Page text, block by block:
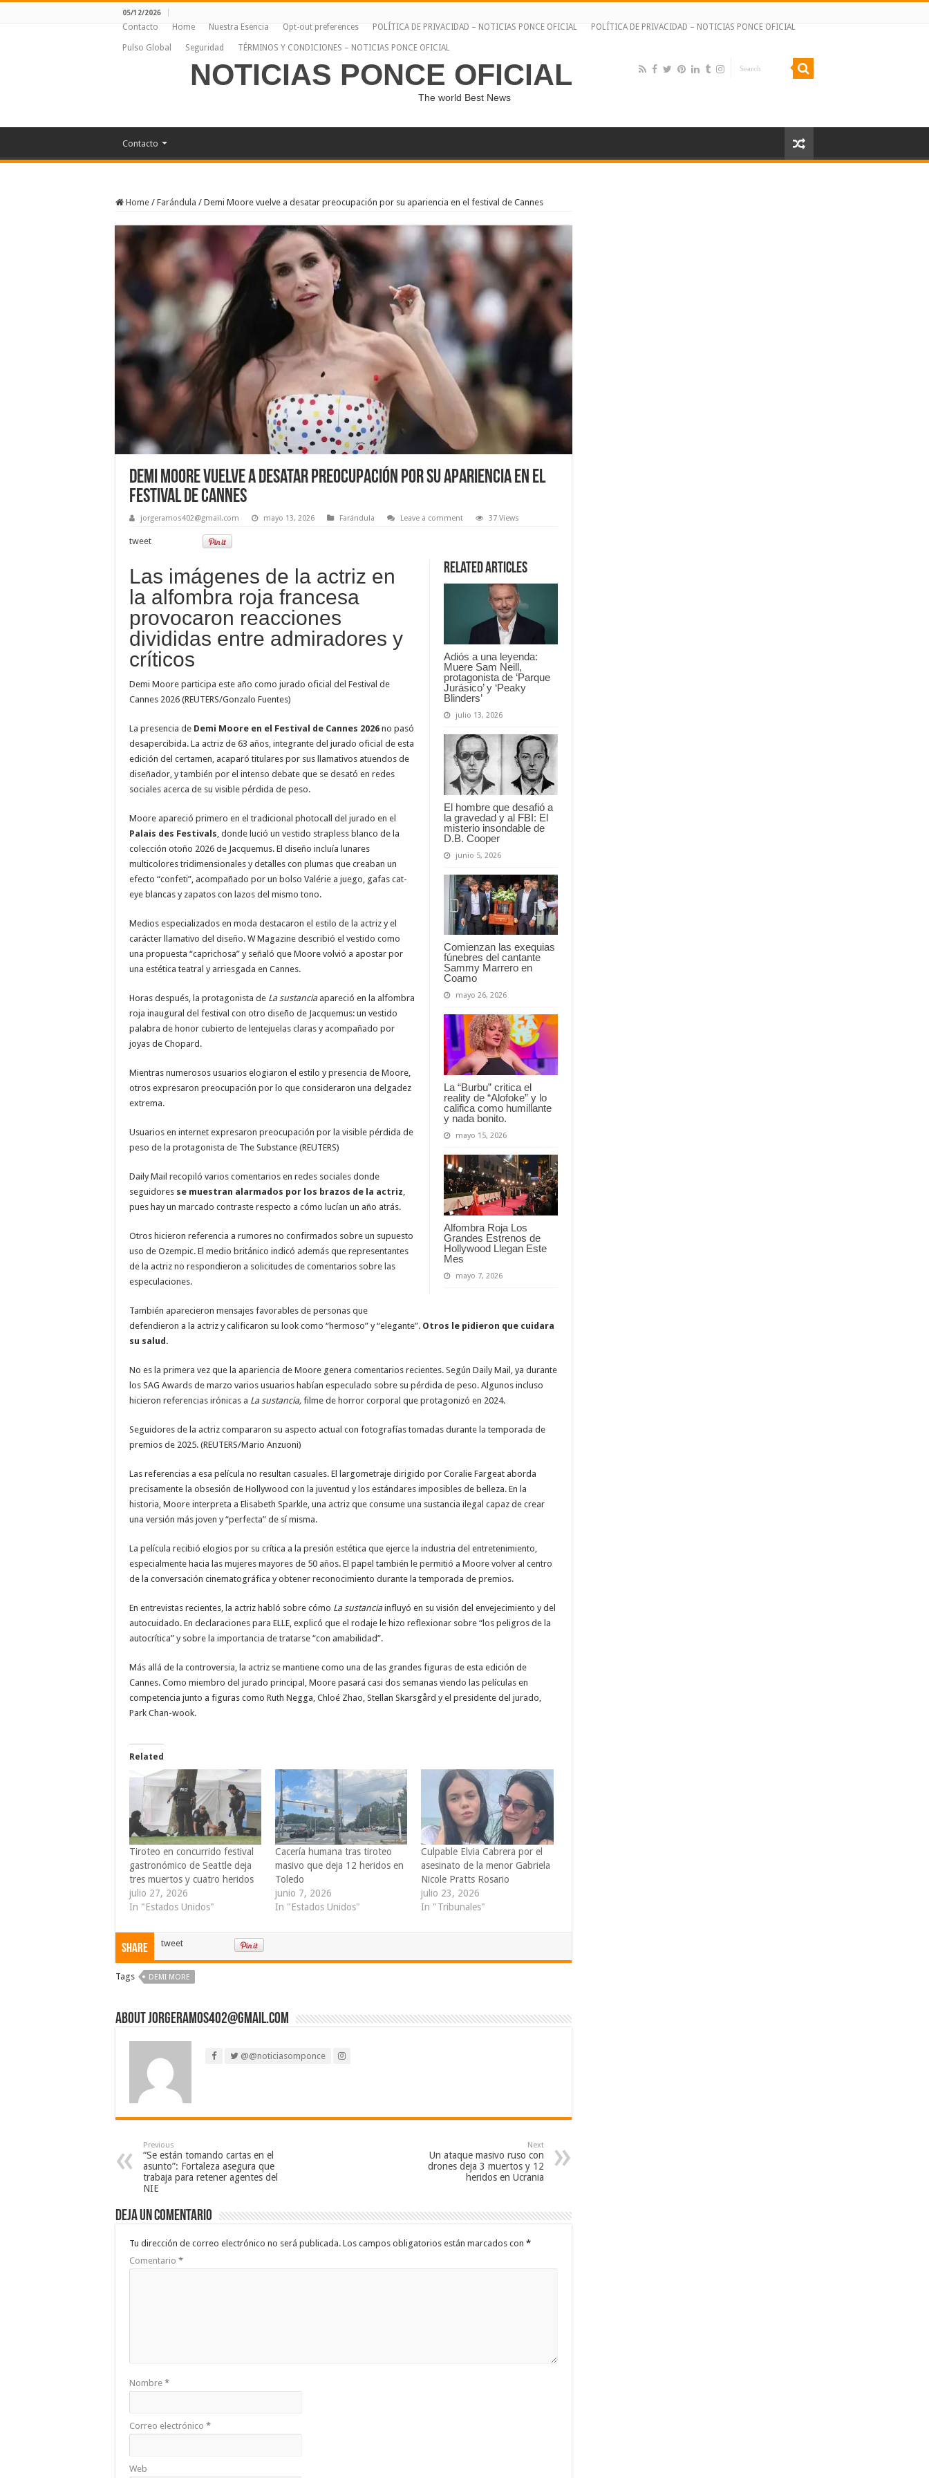
05/12/2026
Contacto Home Nuestra Esencia Opt-out preferences POLÍTICA DE PRIVACIDAD – NOTICIAS PONCE OFICIAL POLÍTICA DE PRIVACIDAD – NOTICIAS PONCE OFICIAL
Pulso Global Seguridad TÉRMINOS Y CONDICIONES – NOTICIAS PONCE OFICIAL
NOTICIAS PONCE OFICIAL
The world Best News
Contacto
Home / Farándula / Demi Moore vuelve a desatar preocupación por su apariencia en el festival de Cannes
Demi Moore vuelve a desatar preocupación por su apariencia en el
festival de Cannes
jorgeramos402@gmail.com mayo 13, 2026 Farándula Leave a comment 37 Views
tweet
Related Articles
Adiós a una leyenda:
Muere Sam Neill,
protagonista de ‘Parque
Jurásico’ y ‘Peaky
Blinders’
julio 13, 2026
El hombre que desafió a
la gravedad y al FBI: El
misterio insondable de
D.B. Cooper
junio 5, 2026
Comienzan las exequias
fúnebres del cantante
Sammy Marrero en
Coamo
mayo 26, 2026
La “Burbu” critica el
reality de “Alofoke” y lo
califica como humillante
y nada bonito.
mayo 15, 2026
Alfombra Roja Los
Grandes Estrenos de
Hollywood Llegan Este
Mes
mayo 7, 2026
Las imágenes de la actriz en
la alfombra roja francesa
provocaron reacciones
divididas entre admiradores y
críticos
Demi Moore participa este año como jurado oficial del Festival de
Cannes 2026 (REUTERS/Gonzalo Fuentes)
La presencia de Demi Moore en el Festival de Cannes 2026 no pasó
desapercibida. La actriz de 63 años, integrante del jurado oficial de esta
edición del certamen, acaparó titulares por sus llamativos atuendos de
diseñador, y también por el intenso debate que se desató en redes
sociales acerca de su visible pérdida de peso.
Moore apareció primero en el tradicional photocall del jurado en el
Palais des Festivals, donde lució un vestido strapless blanco de la
colección otoño 2026 de Jacquemus. El diseño incluía lunares
multicolores tridimensionales y detalles con plumas que creaban un
efecto “confeti”, acompañado por un bolso Valérie a juego, gafas cat-
eye blancas y zapatos con lazos del mismo tono.
Medios especializados en moda destacaron el estilo de la actriz y el
carácter llamativo del diseño. W Magazine describió el vestido como
una propuesta “caprichosa” y señaló que Moore volvió a apostar por
una estética teatral y arriesgada en Cannes.
Horas después, la protagonista de La sustanciaapareció en la alfombra
roja inaugural del festival con otro diseño de Jacquemus: un vestido
palabra de honor cubierto de lentejuelas claras y acompañado por
joyas de Chopard.
Mientras numerosos usuarios elogiaron el estilo y presencia de Moore,
otros expresaron preocupación por lo que consideraron una delgadez
extrema.
Usuarios en internet expresaron preocupación por la visible pérdida de
peso de la protagonista de The Substance (REUTERS)
Daily Mail recopiló varios comentarios en redes sociales donde
seguidores se muestran alarmados por los brazos de la actriz,
pues hay un marcado contraste respecto a cómo lucían un año atrás.
Otros hicieron referencia a rumores no confirmados sobre un supuesto
uso de Ozempic. El medio británico indicó además que representantes
de la actriz no respondieron a solicitudes de comentarios sobre las
especulaciones.
También aparecieron mensajes favorables de personas que
defendieron a la actriz y calificaron su look como “hermoso” y “elegante”. Otros le pidieron que cuidara
su salud.
No es la primera vez que la apariencia de Moore genera comentarios recientes. Según Daily Mail, ya durante
los SAG Awards de marzo varios usuarios habían especulado sobre su pérdida de peso. Algunos incluso
hicieron referencias irónicas a La sustancia, filme de horror corporal que protagonizó en 2024.
Seguidores de la actriz compararon su aspecto actual con fotografías tomadas durante la temporada de
premios de 2025. (REUTERS/Mario Anzuoni)
Las referencias a esa película no resultan casuales. El largometraje dirigido por Coralie Fargeat aborda
precisamente la obsesión de Hollywood con la juventud y los estándares imposibles de belleza. En la
historia, Moore interpreta a Elisabeth Sparkle, una actriz que consume una sustancia ilegal capaz de crear
una versión más joven y “perfecta” de sí misma.
La película recibió elogios por su crítica a la presión estética que ejerce la industria del entretenimiento,
especialmente hacia las mujeres mayores de 50 años. El papel también le permitió a Moore volver al centro
de la conversación cinematográfica y obtener reconocimiento durante la temporada de premios.
En entrevistas recientes, la actriz habló sobre cómo La sustanciainfluyó en su visión del envejecimiento y del
autocuidado. En declaraciones para ELLE, explicó que el rodaje le hizo reflexionar sobre “los peligros de la
autocrítica” y sobre la importancia de tratarse “con amabilidad”.
Más allá de la controversia, la actriz se mantiene como una de las grandes figuras de esta edición de
Cannes. Como miembro del jurado principal, Moore pasará casi dos semanas viendo las películas en
competencia junto a figuras como Ruth Negga, Chloé Zhao, Stellan Skarsgård y el presidente del jurado,
Park Chan-wook.
Related
Tiroteo en concurrido festival
gastronómico de Seattle deja
tres muertos y cuatro heridos
julio 27, 2026
In "Estados Unidos"
Cacería humana tras tiroteo
masivo que deja 12 heridos en
Toledo
junio 7, 2026
In "Estados Unidos"
Culpable Elvia Cabrera por el
asesinato de la menor Gabriela
Nicole Pratts Rosario
julio 23, 2026
In "Tribunales"
Share tweet
Tags DEMI MORE
About jorgeramos402@gmail.com
@@noticiasomponce
Previous
“Se están tomando cartas en el
asunto”: Fortaleza asegura que
trabaja para retener agentes del
NIE
Next
Un ataque masivo ruso con
drones deja 3 muertos y 12
heridos en Ucrania
Deja un comentario
Tu dirección de correo electrónico no será publicada. Los campos obligatorios están marcados con *
Comentario *
Nombre *
Correo electrónico *
Web